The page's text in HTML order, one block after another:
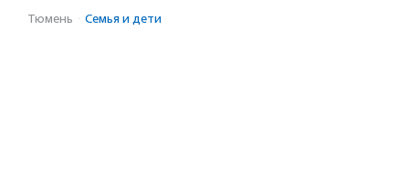
Тюмень · Семья и дети